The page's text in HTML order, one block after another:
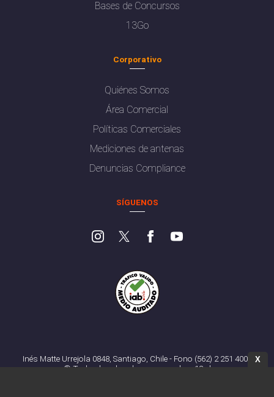
Bases de Concursos
13Go
Corporativo
Quiénes Somos
Área Comercial
Políticas Comerciales
Mediciones de antenas
Denuncias Compliance
SÍGUENOS
Inés Matte Urrejola 0848, Santiago, Chile - Fono (562) 2 251 4000
© Todos los derechos reservados. 13.cl
X